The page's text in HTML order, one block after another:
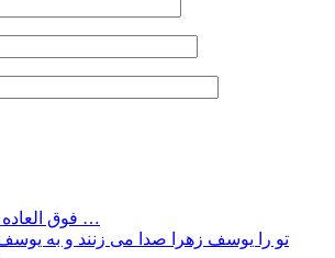
ﻓﻮﻕ ﺍﻟﻌﺎﺩﻩ ﺯﯾﺒﺎﺳﺖ ﺑﺨﻮﻧﯿد …
تو را یوسف زهرا صدا می زنند و به یوسف